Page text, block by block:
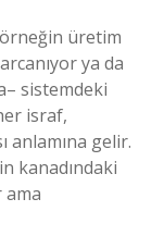
üretim
ya da
sistemdeki
israf,
anlamına gelir.
kanadındaki